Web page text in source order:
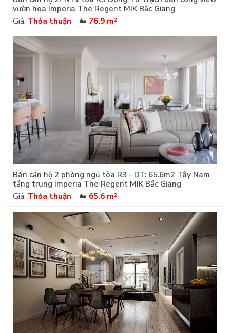
vườn hoa Imperia The Regent MIK Bắc Giang
Giá: Thỏa thuận 76.9 m²
Bán căn hộ 2 phòng ngủ tòa R3 - DT: 65.6m2 Tây Nam
tầng trung Imperia The Regent MIK Bắc Giang
Giá: Thỏa thuận 65.6 m²